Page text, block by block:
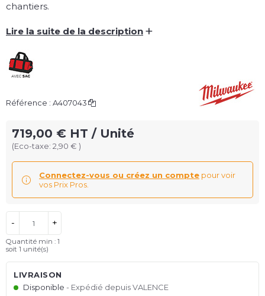
chantiers.
Lire la suite de la description +
Référence : A407043
719,00 € HT / Unité
(Eco-taxe: 2,90 € )
Connectez-vous ou créez un compte pour voir
vos Prix Pros.
- +
Quantité min : 1
soit 1 unité(s)
LIVRAISON
Disponible
Expédié depuis VALENCE